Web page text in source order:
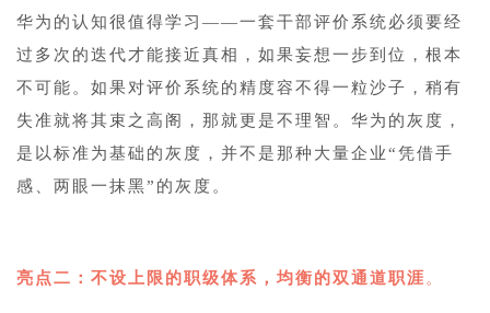
华为的认知很值得学习——一套干部评价系统必须要经
过多次的迭代才能接近真相，如果妄想一步到位，根本
不可能。如果对评价系统的精度容不得一粒沙子，稍有
失准就将其束之高阁，那就更是不理智。华为的灰度，
是以标准为基础的灰度，并不是那种大量企业“凭借手
感、两眼一抹黑”的灰度。
亮点二：不设上限的职级体系，均衡的双通道职涯 。